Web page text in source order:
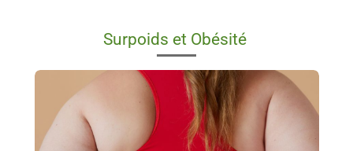
Surpoids et Obésité